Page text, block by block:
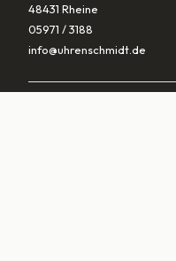
48431 Rheine
05971 / 3188
info@uhrenschmidt.de